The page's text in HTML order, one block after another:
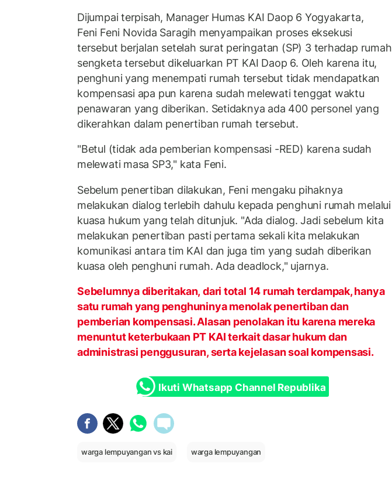
Dijumpai terpisah, Manager Humas KAI Daop 6 Yogyakarta,
Feni Feni Novida Saragih menyampaikan proses eksekusi
tersebut berjalan setelah surat peringatan (SP) 3 terhadap rumah
sengketa tersebut dikeluarkan PT KAI Daop 6. Oleh karena itu,
penghuni yang menempati rumah tersebut tidak mendapatkan
kompensasi apa pun karena sudah melewati tenggat waktu
penawaran yang diberikan. Setidaknya ada 400 personel yang
dikerahkan dalam penertiban rumah tersebut.
"Betul (tidak ada pemberian kompensasi -RED) karena sudah
melewati masa SP3," kata Feni.
Sebelum penertiban dilakukan, Feni mengaku pihaknya
melakukan dialog terlebih dahulu kepada penghuni rumah melalui
kuasa hukum yang telah ditunjuk. "Ada dialog. Jadi sebelum kita
melakukan penertiban pasti pertama sekali kita melakukan
komunikasi antara tim KAI dan juga tim yang sudah diberikan
kuasa oleh penghuni rumah. Ada deadlock," ujarnya.
Sebelumnya diberitakan, dari total 14 rumah terdampak, hanya
satu rumah yang penghuninya menolak penertiban dan
pemberian kompensasi. Alasan penolakan itu karena mereka
menuntut keterbukaan PT KAI terkait dasar hukum dan
administrasi penggusuran, serta kejelasan soal kompensasi.
Ikuti Whatsapp Channel Republika
warga lempuyangan vs kai warga lempuyangan